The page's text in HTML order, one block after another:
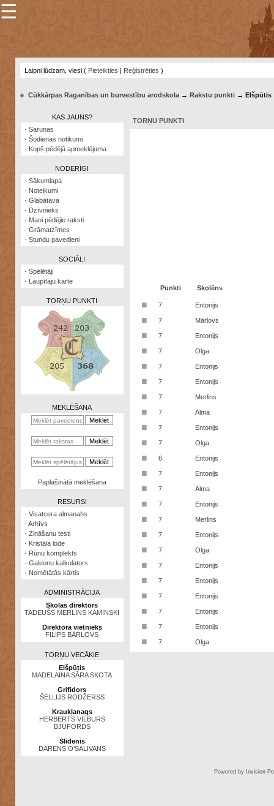
×
Šodienas
notikumi
Visatcera
almanahs
Arhīvs
Zināšanu
kalkulators
Nomētātās
☰
Laipni lūdzam, viesi ( Pieteikties | Reģistrēties )
● Cūkkārpas Raganības un burvestību arodskola→ Rakstu punkti→ Elšpūtis
KAS JAUNS?
· Sarunas
· Šodienas notikumi
· Kopš pēdējā apmeklējuma
NODERĪGI
· Sākumlapa
· Noteikumi
· Glabātava
· Dzīvnieks
· Mani pēdējie raksti
· Grāmatzīmes
· Stundu pavedieni
SOCIĀLI
· Spēlētāji
· Laupītāju karte
TORŅU PUNKTI
MEKLĒŠANA
Paplašinātā meklēšana
RESURSI
· Visatcera almanahs
· Arhīvs
· Zināšanu testi
· Kristāla lode
· Rūnu komplekts
· Galeonu kalkulators
· Nomētātās kārtis
ADMINISTRĀCIJA
Skolas direktors
TADEUŠS MERLINS KAMINSKI
Direktora vietnieks
FILIPS BĀRLOVS
TORŅU VECĀKIE
Elšpūtis
MADELAINA SĀRA SKOTA
Grifidors
ŠELLIJS RODŽERSS
Kraukļanags
HERBERTS VILBURS
BJŪFORDS
Slīdenis
DARENS O’SALIVANS
TORŅU PUNKTI
Punkti Skolēns
■ 7 Entonijs
■ 7 Mārlovs
■ 7 Entonijs
■ 7 Olga
■ 7 Entonijs
■ 7 Entonijs
■ 7 Merlins
■ 7 Alma
■ 7 Entonijs
■ 7 Olga
■ 6 Entonijs
■ 7 Entonijs
■ 7 Alma
■ 7 Entonijs
■ 7 Merlins
■ 7 Entonijs
■ 7 Olga
■ 7 Entonijs
■ 7 Entonijs
■ 7 Entonijs
■ 7 Entonijs
■ 7 Entonijs
■ 7 Olga
Powered by Invision